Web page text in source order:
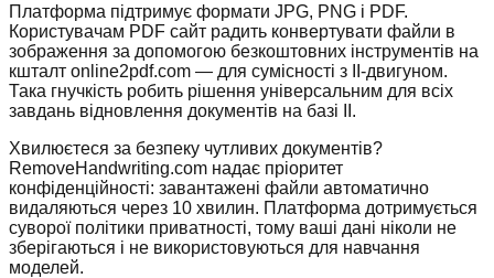
Платформа підтримує формати JPG, PNG і PDF.
Користувачам PDF сайт радить конвертувати файли в
зображення за допомогою безкоштовних інструментів на
кшталт online2pdf.com — для сумісності з ІІ-двигуном.
Така гнучкість робить рішення універсальним для всіх
завдань відновлення документів на базі ІІ.
Хвилюєтеся за безпеку чутливих документів?
RemoveHandwriting.com надає пріоритет
конфіденційності: завантажені файли автоматично
видаляються через 10 хвилин. Платформа дотримується
суворої політики приватності, тому ваші дані ніколи не
зберігаються і не використовуються для навчання
моделей.